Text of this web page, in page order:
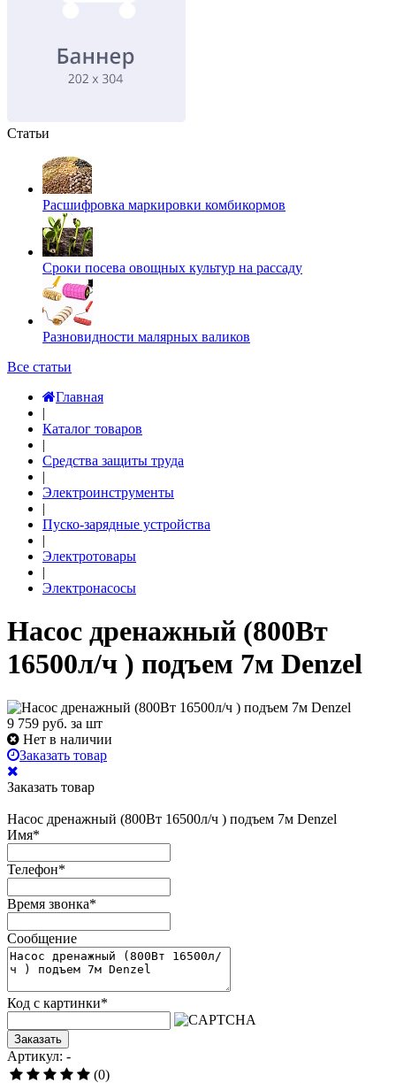
Статьи
Расшифровка маркировки комбикормов
Сроки посева овощных культур на рассаду
Разновидности малярных валиков
Все статьи
Главная
|
Каталог товаров
|
Средства защиты труда
|
Электроинструменты
|
Пуско-зарядные устройства
|
Электротовары
|
Электронасосы
Насос дренажный (800Вт
16500л/ч ) подъем 7м Denzel
9 759 руб. за шт
Нет в наличии
Заказать товар
Заказать товар
Насос дренажный (800Вт 16500л/ч ) подъем 7м Denzel
Имя*
Телефон*
Время звонка*
Сообщение
Код с картинки*
Заказать
Артикул: -
(0)